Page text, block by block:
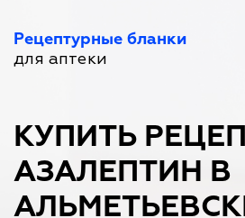
Рецептурные бланки
для аптеки
КУПИТЬ
АЗАЛЕПТИН В